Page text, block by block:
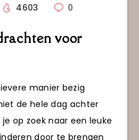
4603 0
voor
manier bezig
de hele dag achter
op zoek naar een leuke
door te brengen